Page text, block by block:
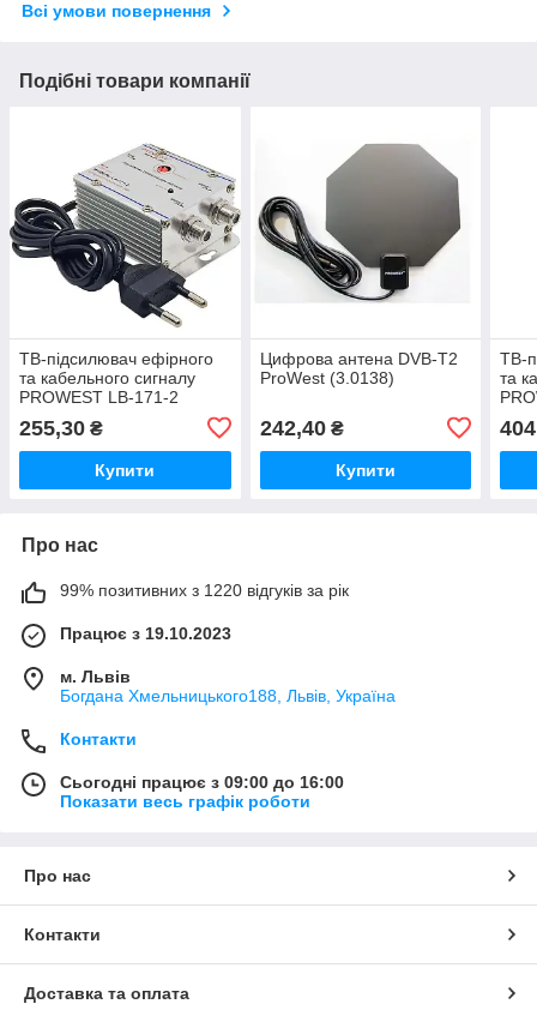
Всі умови повернення
Подібні товари компанії
ТВ-підсилювач ефірного
та кабельного сигналу
PROWEST LB-171-2
255,30 ₴
Купити
Цифрова антена DVB-T2
ProWest (3.0138)
242,40₴
Купити
ТВ-
та
Про нас
99% позитивних з 1220 відгуків за рік
Працює з 19.10.2023
м. Львів
Богдана Хмельницького188, Львів, Україна
Контакти
Сьогодні працює з 09:00 до 16:00
Показати весь графік роботи
Про нас
Контакти
Доставка та оплата